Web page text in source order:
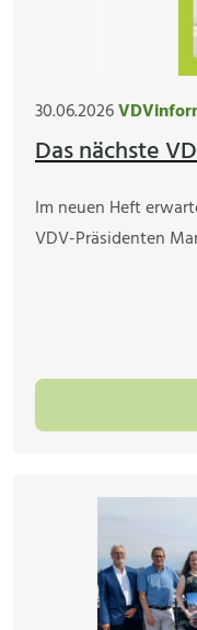
30.06.2026
Das nächste
Im neuen Heft
VDV-Präsidenten